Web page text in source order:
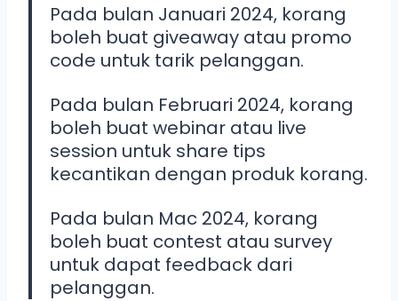
Pada bulan Januari 2024, korang
boleh buat giveaway atau promo
code untuk tarik pelanggan.
Pada bulan Februari 2024, korang
boleh buat webinar atau live
session untuk share tips
kecantikan dengan produk korang.
Pada bulan Mac 2024, korang
boleh buat contest atau survey
untuk dapat feedback dari
pelanggan.